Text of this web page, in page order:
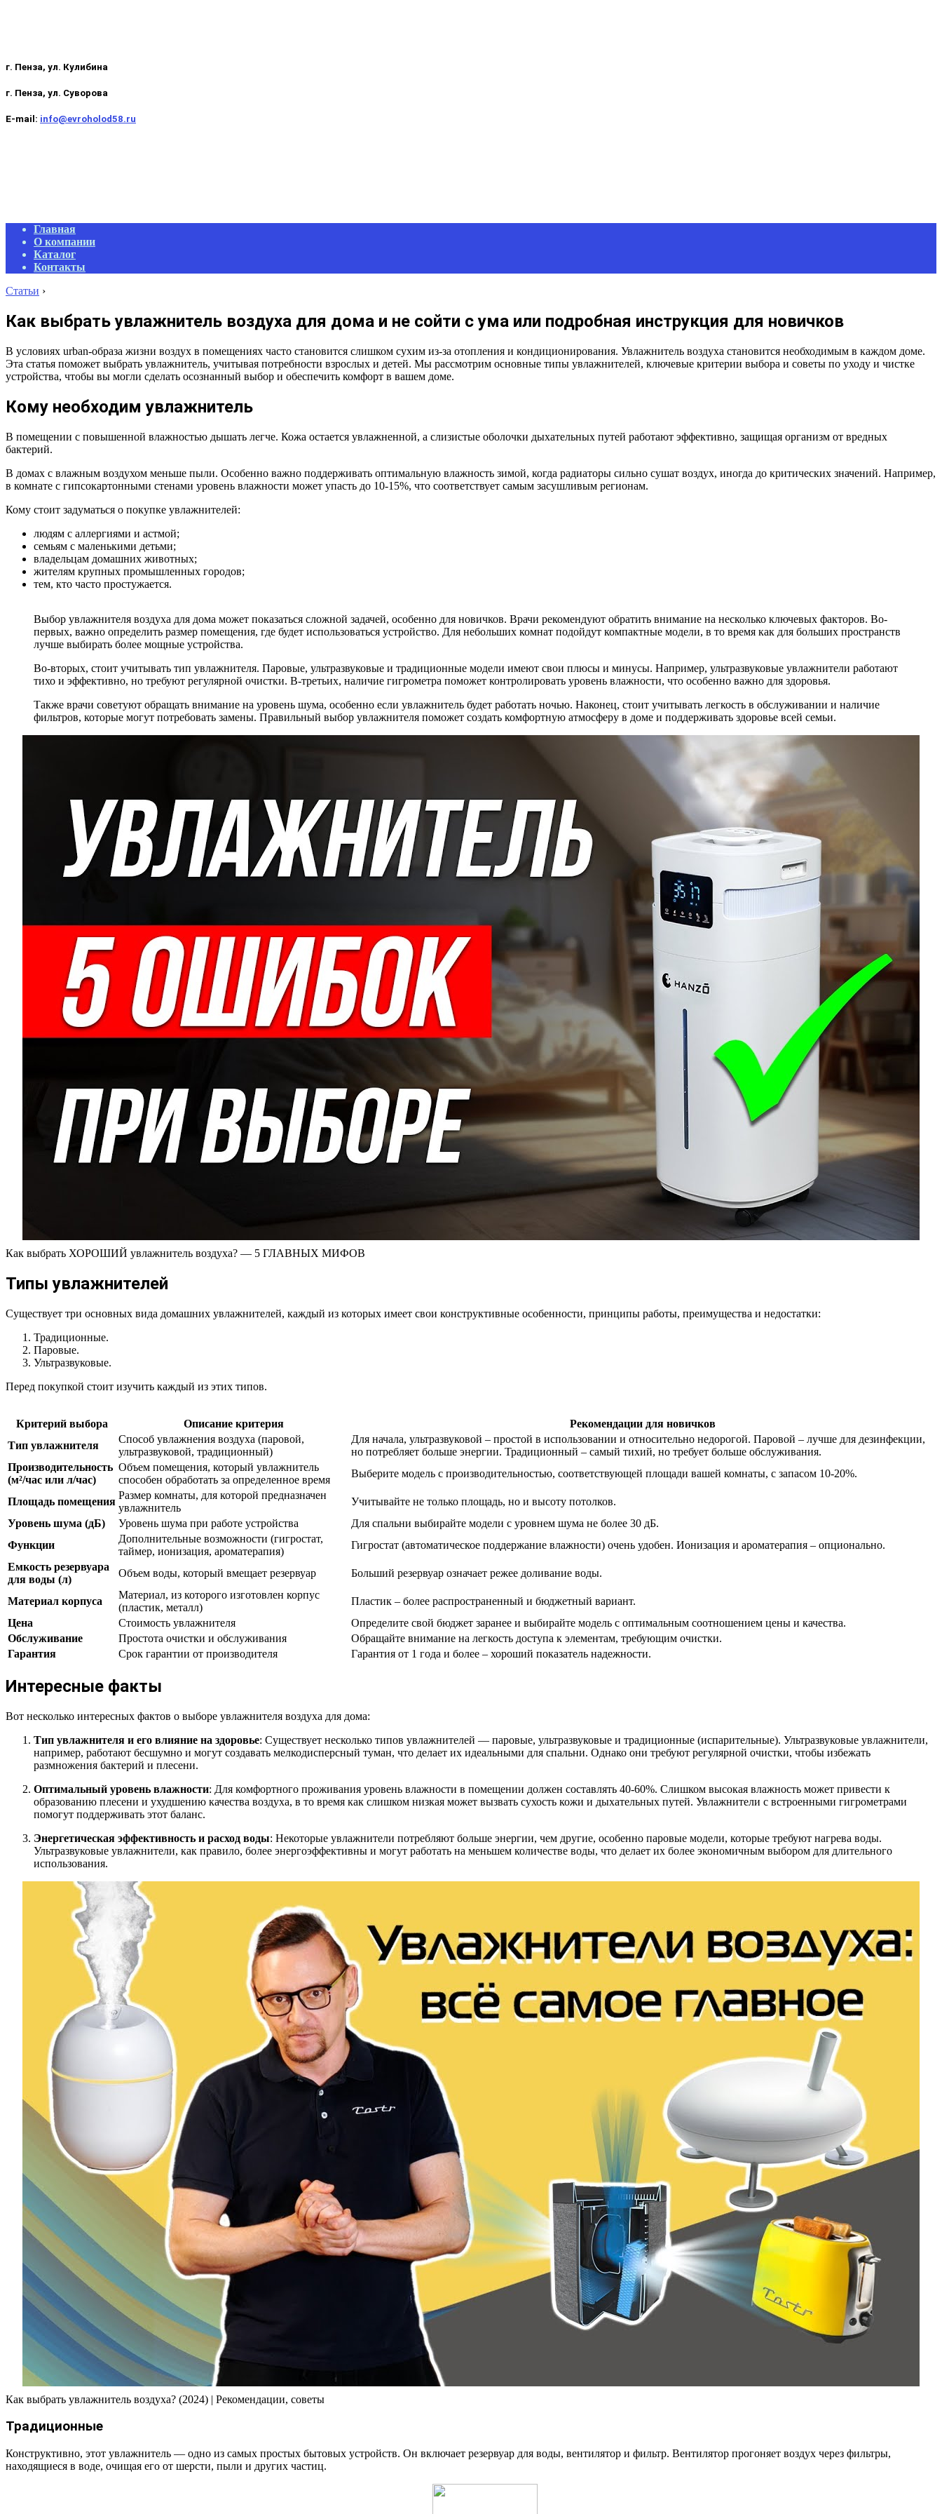
г. Пенза, ул. Кулибина
г. Пенза, ул. Суворова
E-mail: info@evroholod58.ru
Primary
Navigation
Menu
Главная
О компании
Каталог
Контакты
Статьи ›
Как выбрать увлажнитель воздуха для дома и не сойти с ума или подробная инструкция для новичков
В условиях urban-образа жизни воздух в помещениях часто становится слишком сухим из-за отопления и кондиционирования. Увлажнитель воздуха становится необходимым в каждом доме.
Эта статья поможет выбрать увлажнитель, учитывая потребности взрослых и детей. Мы рассмотрим основные типы увлажнителей, ключевые критерии выбора и советы по уходу и чистке
устройства, чтобы вы могли сделать осознанный выбор и обеспечить комфорт в вашем доме.
Кому необходим увлажнитель
В помещении с повышенной влажностью дышать легче. Кожа остается увлажненной, а слизистые оболочки дыхательных путей работают эффективно, защищая организм от вредных
бактерий.
В домах с влажным воздухом меньше пыли. Особенно важно поддерживать оптимальную влажность зимой, когда радиаторы сильно сушат воздух, иногда до критических значений. Например,
в комнате с гипсокартонными стенами уровень влажности может упасть до 10-15%, что соответствует самым засушливым регионам.
Кому стоит задуматься о покупке увлажнителей:
людям с аллергиями и астмой;
семьям с маленькими детьми;
владельцам домашних животных;
жителям крупных промышленных городов;
тем, кто часто простужается.
Выбор увлажнителя воздуха для дома может показаться сложной задачей, особенно для новичков. Врачи рекомендуют обратить внимание на несколько ключевых факторов. Во-
первых, важно определить размер помещения, где будет использоваться устройство. Для небольших комнат подойдут компактные модели, в то время как для больших пространств
лучше выбирать более мощные устройства.
Во-вторых, стоит учитывать тип увлажнителя. Паровые, ультразвуковые и традиционные модели имеют свои плюсы и минусы. Например, ультразвуковые увлажнители работают
тихо и эффективно, но требуют регулярной очистки. В-третьих, наличие гигрометра поможет контролировать уровень влажности, что особенно важно для здоровья.
Также врачи советуют обращать внимание на уровень шума, особенно если увлажнитель будет работать ночью. Наконец, стоит учитывать легкость в обслуживании и наличие
фильтров, которые могут потребовать замены. Правильный выбор увлажнителя поможет создать комфортную атмосферу в доме и поддерживать здоровье всей семьи.
Как выбрать ХОРОШИЙ увлажнитель воздуха? — 5 ГЛАВНЫХ МИФОВ
Типы увлажнителей
Существует три основных вида домашних увлажнителей, каждый из которых имеет свои конструктивные особенности, принципы работы, преимущества и недостатки:
Традиционные.
Паровые.
Ультразвуковые.
Перед покупкой стоит изучить каждый из этих типов.
Критерий выбора Описание критерия
Рекомендации для новичков
Тип увлажнителя
Способ увлажнения воздуха (паровой,
ультразвуковой, традиционный)
Для начала, ультразвуковой – простой в использовании и относительно недорогой. Паровой – лучше для дезинфекции,
но потребляет больше энергии. Традиционный – самый тихий, но требует больше обслуживания.
Производительность
(м²/час или л/час)
Объем помещения, который увлажнитель
способен обработать за определенное время
Выберите модель с производительностью, соответствующей площади вашей комнаты, с запасом 10-20%.
Площадь помещения
Размер комнаты, для которой предназначен
увлажнитель
Учитывайте не только площадь, но и высоту потолков.
Уровень шума (дБ)
Уровень шума при работе устройства
Для спальни выбирайте модели с уровнем шума не более 30 дБ.
Функции
Дополнительные возможности (гигростат,
таймер, ионизация, ароматерапия)
Гигростат (автоматическое поддержание влажности) очень удобен. Ионизация и ароматерапия – опционально.
Емкость резервуара
для воды (л)
Объем воды, который вмещает резервуар Больший резервуар означает режее доливание воды.
Материал корпуса
Материал, из которого изготовлен корпус
(пластик, металл)
Пластик – более распространенный и бюджетный вариант.
Цена
Стоимость увлажнителя
Определите свой бюджет заранее и выбирайте модель с оптимальным соотношением цены и качества.
Обслуживание
Простота очистки и обслуживания
Обращайте внимание на легкость доступа к элементам, требующим очистки.
Гарантия
Срок гарантии от производителя Гарантия от 1 года и более – хороший показатель надежности.
Интересные факты
Вот несколько интересных фактов о выборе увлажнителя воздуха для дома:
Тип увлажнителя и его влияние на здоровье: Существует несколько типов увлажнителей — паровые, ультразвуковые и традиционные (испарительные). Ультразвуковые увлажнители,
например, работают бесшумно и могут создавать мелкодисперсный туман, что делает их идеальными для спальни. Однако они требуют регулярной очистки, чтобы избежать
размножения бактерий и плесени.
Оптимальный уровень влажности: Для комфортного проживания уровень влажности в помещении должен составлять 40-60%. Слишком высокая влажность может привести к
образованию плесени и ухудшению качества воздуха, в то время как слишком низкая может вызвать сухость кожи и дыхательных путей. Увлажнители с встроенными гигрометрами
помогут поддерживать этот баланс.
Энергетическая эффективность и расход воды: Некоторые увлажнители потребляют больше энергии, чем другие, особенно паровые модели, которые требуют нагрева воды.
Ультразвуковые увлажнители, как правило, более энергоэффективны и могут работать на меньшем количестве воды, что делает их более экономичным выбором для длительного
использования.
Как выбрать увлажнитель воздуха? (2024) | Рекомендации, советы
Традиционные
Конструктивно, этот увлажнитель — одно из самых простых бытовых устройств. Он включает резервуар для воды, вентилятор и фильтр. Вентилятор прогоняет воздух через фильтры,
находящиеся в воде, очищая его от шерсти, пыли и других частиц.